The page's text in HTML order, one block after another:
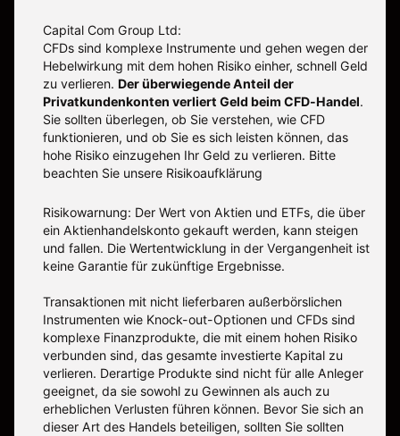
Capital Com Group Ltd:
CFDs sind komplexe Instrumente und gehen wegen der
Hebelwirkung mit dem hohen Risiko einher, schnell Geld
zu verlieren. Der überwiegende Anteil der
Privatkundenkonten verliert Geld beim CFD-Handel.
Sie sollten überlegen, ob Sie verstehen, wie CFD
funktionieren, und ob Sie es sich leisten können, das
hohe Risiko einzugehen Ihr Geld zu verlieren. Bitte
beachten Sie unsere Risikoaufklärung
Risikowarnung: Der Wert von Aktien und ETFs, die über
ein Aktienhandelskonto gekauft werden, kann steigen
und fallen. Die Wertentwicklung in der Vergangenheit ist
keine Garantie für zukünftige Ergebnisse.
Transaktionen mit nicht lieferbaren außerbörslichen
Instrumenten wie Knock-out-Optionen und CFDs sind
komplexe Finanzprodukte, die mit einem hohen Risiko
verbunden sind, das gesamte investierte Kapital zu
verlieren. Derartige Produkte sind nicht für alle Anleger
geeignet, da sie sowohl zu Gewinnen als auch zu
erheblichen Verlusten führen können. Bevor Sie sich an
dieser Art des Handels beteiligen, sollten Sie sollten